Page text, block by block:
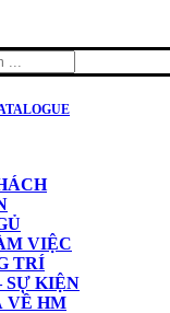
VIỆC
TRÍ
SỰ KIỆN
VỀ HM